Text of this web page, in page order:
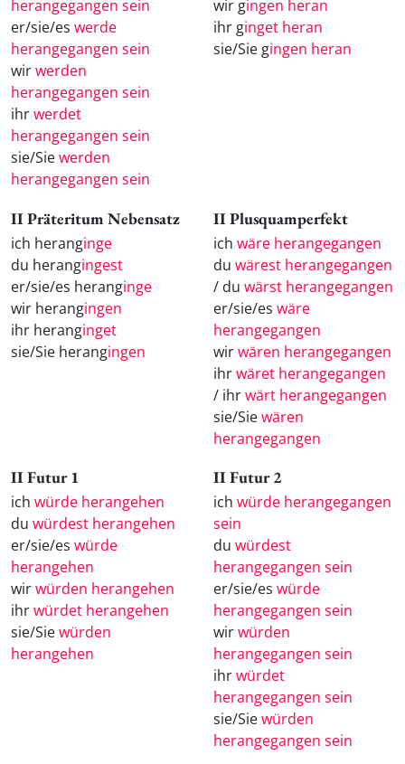
herangegangen sein
er/sie/es werde
herangegangen sein
wirwerden
herangegangen sein
ihrwerdet
herangegangen sein
sie/Siewerden
herangegangen sein
wir gingen heran
ihr ginget heran
sie/Sie gingen heran
II Präteritum Nebensatz
ich heranginge
du herangingest
er/sie/es heranginge
wir herangingen
ihr heranginget
sie/Sie herangingen
II Plusquamperfekt
ich wäre herangegangen
du wärest herangegangen
/ du wärst herangegangen
er/sie/es wäre
herangegangen
wirwären herangegangen
ihrwäret herangegangen
/ ihrwärt herangegangen
sie/Siewären
herangegangen
II Futur 1
ich würde herangehen
du würdest herangehen
er/sie/es würde
herangehen
wirwürden herangehen
ihrwürdet herangehen
sie/Siewürden
herangehen
II Futur 2
ich würde herangegangen
sein
du würdest
herangegangen sein
er/sie/es würde
herangegangen sein
wirwürden
herangegangen sein
ihrwürdet
herangegangen sein
sie/Siewürden
herangegangen sein